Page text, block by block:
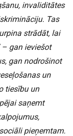
invaliditātes
Tas
strādāt, lai
– gan ieviešot
gan nodrošinot
un
tiesību un
saņemt
pieņemtam.